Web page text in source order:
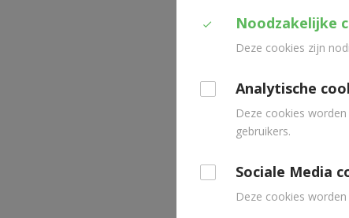
Duid
welke
cookies
wenst
Noodzakelijke
Deze cookies zijn
Analytische
Deze cookies
gebruikers.
Sociale Media
Deze cookies